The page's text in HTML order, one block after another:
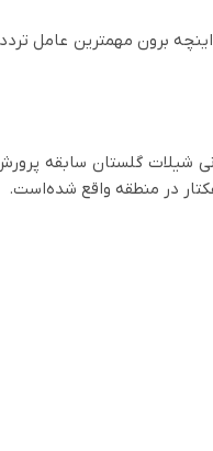
اینچه برون مهمترین عامل